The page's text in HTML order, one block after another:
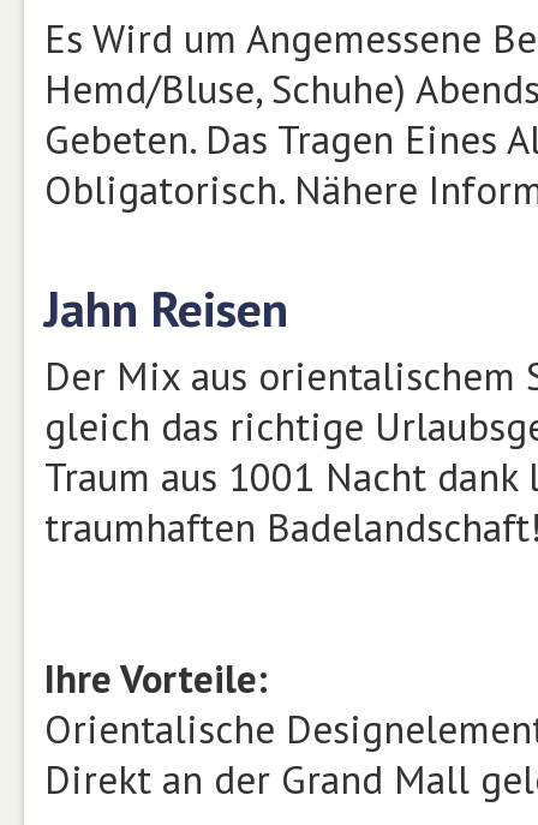
Es Wird um Angemessene
Hemd/Bluse, Schuhe)
Gebeten. Das Tragen Eines
Obligatorisch. Nähere
Jahn Reisen
Der Mix aus orientalischem
gleich das richtige
Traum aus 1001 Nacht
traumhaften
Ihre Vorteile:
Orientalische
Direkt an der Grand Mall